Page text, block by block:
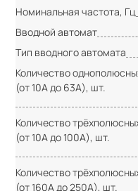
Номинальная частота, Гц
Вводной автомат
Тип вводного автомата
Количество
(от 10А до 63А), шт.
Количество
(от 10А до 100А), шт.
Количество
(от 160А до 250А), шт.